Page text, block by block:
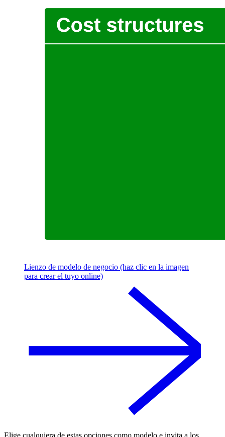
Lienzo de modelo de negocio (haz clic en la imagen
para crear el tuyo online)
Elige cualquiera de estas opciones como modelo e invita a los